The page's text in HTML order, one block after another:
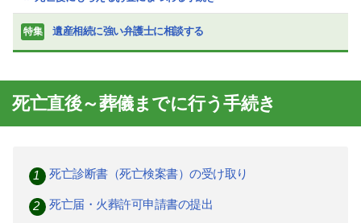
特集 遺産相続に強い弁護士に相談する
死亡直後～葬儀までに行う手続き
死亡診断書（死亡検案書）の受け取り
死亡届・火葬許可申請書の提出